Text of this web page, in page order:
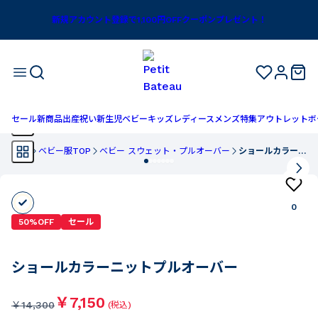
新規アカウント登録で1,100円OFFクーポンプレゼント！
セール新商品出産祝い新生児ベビーキッズ レディースメンズ特集アウトレットボ
TOP ベビー服TOP ベビー スウェット・プルオーバー ショールカラーニットプルオーバー
0
50%OFF
セール
ショールカラーニットプルオーバー
￥14,300￥7,150 (税込)